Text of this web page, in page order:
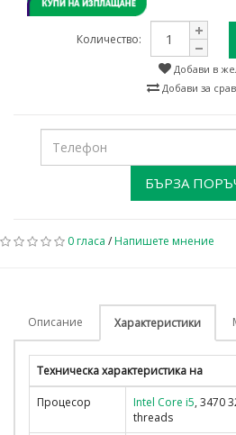
Количество:
Добави в
Добави за
БЪРЗА
0 гласа /Напишете мнение
Описание Характеристики
Техническа характеристика на
Процесор Intel Core i5, 3470
threads